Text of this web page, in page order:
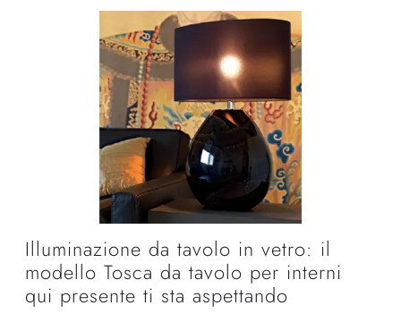
Illuminazione da tavolo in vetro: il
modello Tosca da tavolo per interni
qui presente ti sta aspettando